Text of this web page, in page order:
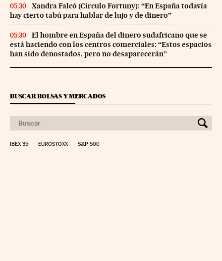
05:30
Xandra Falcó (Círculo Fortuny): “En España todavía
hay cierto tabú para hablar de lujo y de dinero”
05:30
El hombre en España del dinero sudafricano que se
está haciendo con los centros comerciales: “Estos espacios
han sido denostados, pero no desaparecerán”
BUSCAR BOLSAS Y MERCADOS
IBEX 35 EUROSTOXX S&P 500